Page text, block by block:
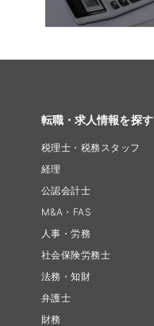
転職・求人情報を探す
税理士・税務スタッフ
経理
公認会計士
M&A・FAS
人事・労務
社会保険労務士
法務・知財
弁護士
財務